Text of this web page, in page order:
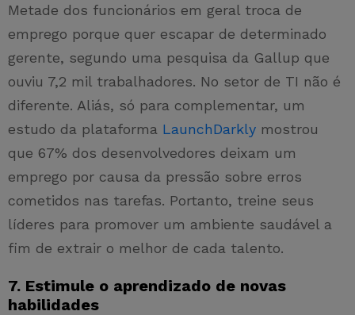
Metade dos funcionários em geral troca de
emprego porque quer escapar de determinado
gerente, segundo uma pesquisa da Gallup que
ouviu 7,2 mil trabalhadores. No setor de TI não é
diferente. Aliás, só para complementar, um
estudo da plataforma LaunchDarkly mostrou
que 67% dos desenvolvedores deixam um
emprego por causa da pressão sobre erros
cometidos nas tarefas. Portanto, treine seus
líderes para promover um ambiente saudável a
fim de extrair o melhor de cada talento.
7. Estimule o aprendizado de novas
habilidades